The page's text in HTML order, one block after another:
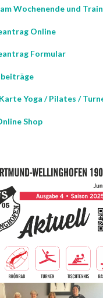
Wochenende und
Online
Formular
Karte Yoga / Pilates /
Shop